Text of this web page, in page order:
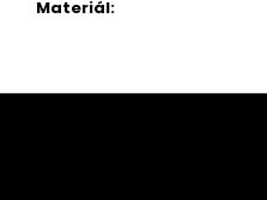
Materiál:
Z